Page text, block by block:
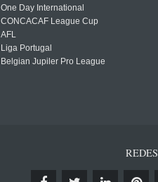
One Day International
CONCACAF League Cup
AFL
Liga Portugal
Belgian Jupiler Pro League